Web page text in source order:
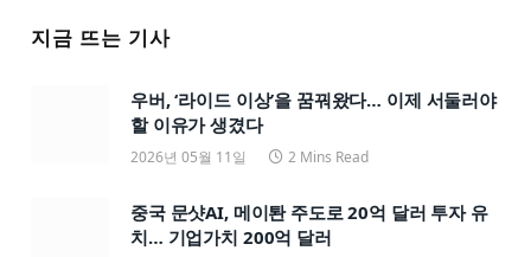
지금 뜨는 기사
우버, ‘라이드 이상’을 꿈꿔왔다… 이제 서둘러야
할 이유가 생겼다
2026년 05월 11일 2 Mins Read
중국 문샷AI, 메이퇀 주도로 20억 달러 투자 유
치… 기업가치 200억 달러